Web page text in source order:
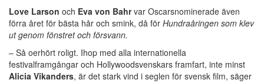
Love Larson och Eva von Bahrvar Oscarsnominerade även
förra året för bästa hår och smink, då för Hundraåringen som klev
ut genom fönstret och försvann.
– Så oerhört roligt. Ihop med alla internationella
festivalframgångar och Hollywoodsvenskars framfart, inte minst
Alicia Vikanders, är det stark vind i seglen för svensk film, säger